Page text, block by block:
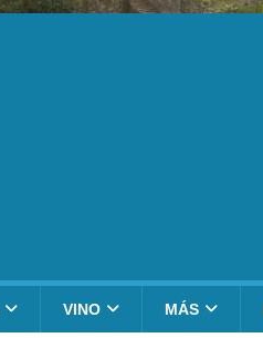
VINO MÁS